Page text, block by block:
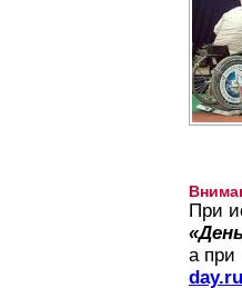
При
а при
day.ru